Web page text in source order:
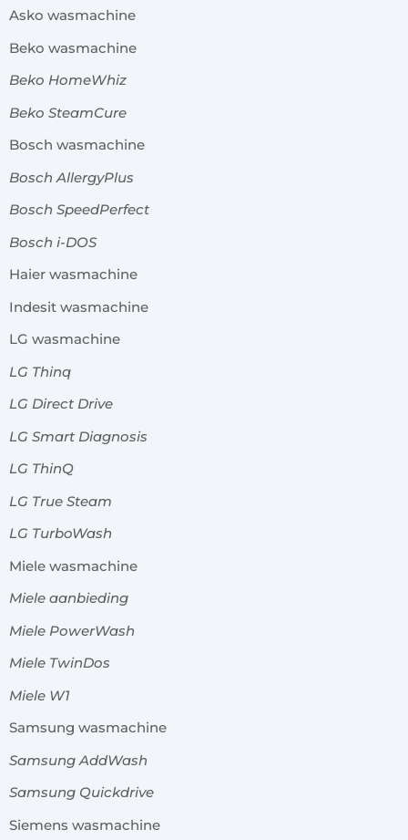
Asko wasmachine
Beko wasmachine
Beko HomeWhiz
Beko SteamCure
Bosch wasmachine
Bosch AllergyPlus
Bosch SpeedPerfect
Bosch i-DOS
Haier wasmachine
Indesit wasmachine
LG wasmachine
LG Thinq
LG Direct Drive
LG Smart Diagnosis
LG ThinQ
LG True Steam
LG TurboWash
Miele wasmachine
Miele aanbieding
Miele PowerWash
Miele TwinDos
Miele W1
Samsung wasmachine
Samsung AddWash
Samsung Quickdrive
Siemens wasmachine